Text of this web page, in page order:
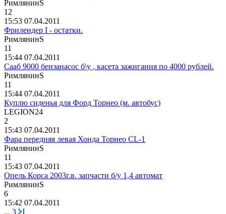
РимлянинS
12
15:53 07.04.2011
Фрилендер I - остатки.
РимлянинS
11
15:44 07.04.2011
Сааб 9000 бензанасос б\у , касета зажигания по 4000 рублей.
РимлянинS
11
15:44 07.04.2011
Куплю сиденья для Форд Торнео (м. автобус)
LEGION24
2
15:43 07.04.2011
Фара передняя левая Хонда Торнео CL-1
РимлянинS
11
15:43 07.04.2011
Опель Корса 2003г.в. запчасти б/у 1,4 автомат
РимлянинS
6
15:42 07.04.2011
... 3